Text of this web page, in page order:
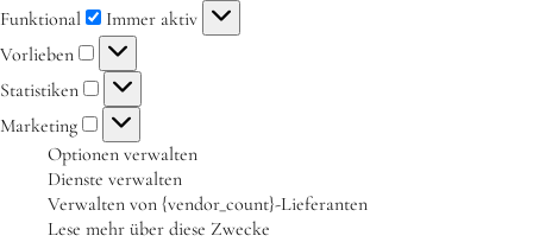
Funktional
Immer aktiv
Vorlieben
Statistiken
Marketing
Optionen verwalten
Dienste verwalten
Verwalten von {vendor_count}-Lieferanten
Lese mehr über diese Zwecke
Winterzauber
Kräuterwanderung und Outdoorkochen
Für KiTas